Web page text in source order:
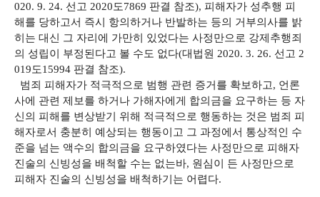
020. 9. 24. 선고 2020도7869 판결 참조), 피해자가 성추행 피
해를 당하고서 즉시 항의하거나 반발하는 등의 거부의사를 밝
히는 대신 그 자리에 가만히 있었다는 사정만으로 강제추행죄
의 성립이 부정된다고 볼 수도 없다(대법원 2020. 3. 26. 선고 2
019도15994 판결 참조).
범죄 피해자가 적극적으로 범행 관련 증거를 확보하고, 언론
사에 관련 제보를 하거나 가해자에게 합의금을 요구하는 등 자
신의 피해를 변상받기 위해 적극적으로 행동하는 것은 범죄 피
해자로서 충분히 예상되는 행동이고 그 과정에서 통상적인 수
준을 넘는 액수의 합의금을 요구하였다는 사정만으로 피해자
진술의 신빙성을 배척할 수는 없는바, 원심이 든 사정만으로
피해자 진술의 신빙성을 배척하기는 어렵다.